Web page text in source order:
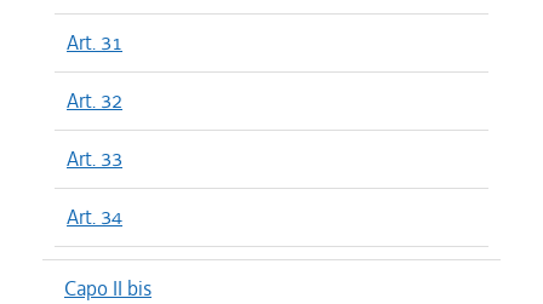
Art. 31
Art. 32
Art. 33
Art. 34
Capo II bis